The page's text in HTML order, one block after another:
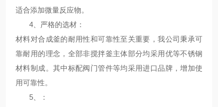
适合添加微量反应物。
4、 严格的选材 ：
材料对合成釜的耐用性和可靠性至关重要，我公司秉承可
靠耐用的理念，全部非搅拌釜主体部分均采用优等不锈钢
材料制成。其中标配阀门管件等均采用进口品牌，增加使
用可靠性。
5、
：